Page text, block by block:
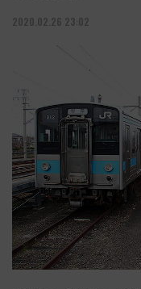
2020.02.26 23:02